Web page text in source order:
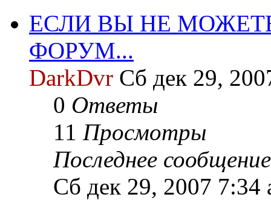
ЕСЛИ ВЫ НЕ
ФОРУМ...
DarkDvr Сб дек 29,
0 Ответы
11 Просмотры
Последнее сообщение
Сб дек 29, 2007 7:34